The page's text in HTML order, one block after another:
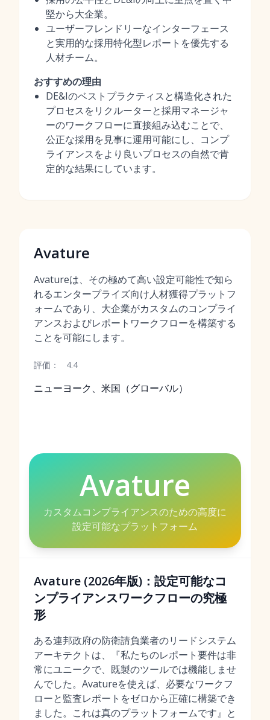
堅から大企業。
ユーザーフレンドリーなインターフェース
と実用的な採用特化型レポートを優先する
人材チーム。
おすすめの理由
DE&Iのベストプラクティスと構造化された
プロセスをリクルーターと採用マネージャ
ーのワークフローに直接組み込むことで、
公正な採用を見事に運用可能にし、コンプ
ライアンスをより良いプロセスの自然で肯
定的な結果にしています。
Avature
Avatureは、その極めて高い設定可能性で知ら
れるエンタープライズ向け人材獲得プラットフ
ォームであり、大企業がカスタムのコンプライ
アンスおよびレポートワークフローを構築する
ことを可能にします。
評価： 4.4
ニューヨーク、米国（グローバル）
Avature
カスタムコンプライアンスのための高度に
設定可能なプラットフォーム
Avature (2026年版)：設定可能なコ
ンプライアンスワークフローの究極
形
ある連邦政府の防衛請負業者のリードシステム
アーキテクトは、『私たちのレポート要件は非
常にユニークで、既製のツールでは機能しませ
んでした。Avatureを使えば、必要なワークフ
ローと監査レポートをゼロから正確に構築でき
ました。これは真のプラットフォームです』と